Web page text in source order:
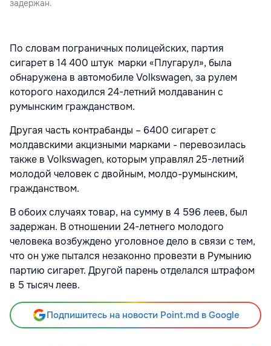
задержан.
По словам пограничных полицейских, партия
сигарет в 14 400 штук марки «Плугарул», была
обнаружена в автомобиле Volkswagen, за рулем
которого находился 24-летний молдаванин с
румынским гражданством.
Другая часть контрабанды – 6400 сигарет с
молдавскими акцизными марками - перевозилась
также в Volkswagen, которым управлял 25-летний
молодой человек с двойным, молдо-румынским,
гражданством.
В обоих случаях товар, на сумму в 4 596 леев, был
задержан. В отношении 24-летнего молодого
человека возбуждено уголовное дело в связи с тем,
что он уже пытался незаконно провезти в Румынию
партию сигарет. Другой парень отделался штрафом
в 5 тысяч леев.
Подпишитесь на новости Point.md в Google